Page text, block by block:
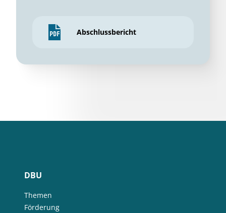
Abschlussbericht
DBU
Themen
Förderung